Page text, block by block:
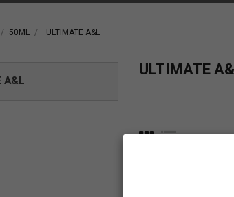
50ML ULTIMATE A&L
A&L ULTIMATE